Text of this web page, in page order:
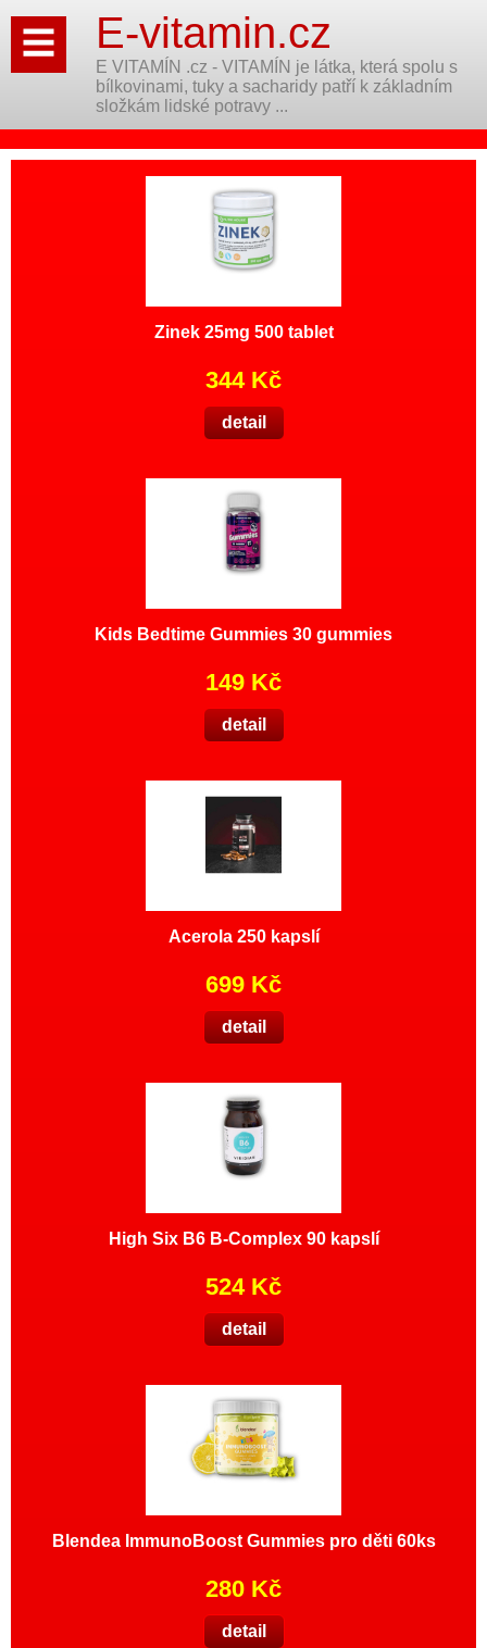
Zinek 25mg 500 tablet
344 Kč
detail
Kids Bedtime Gummies 30 gummies
149 Kč
detail
Acerola 250 kapslí
699 Kč
detail
High Six B6 B-Complex 90 kapslí
524 Kč
detail
Blendea ImmunoBoost Gummies pro děti 60ks
280 Kč
detail
E-vitamin.cz
E VITAMÍN .cz - VITAMÍN je látka, která spolu s
bílkovinami, tuky a sacharidy patří k základním
složkám lidské potravy ...